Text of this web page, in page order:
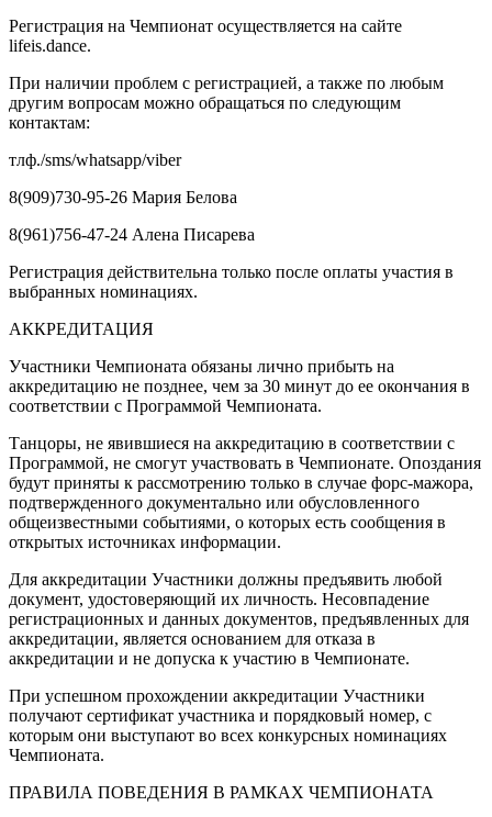
Регистрация на Чемпионат осуществляется на сайте
lifeis.dance.
При наличии проблем с регистрацией, а также по любым
другим вопросам можно обращаться по следующим
контактам:
тлф./sms/whatsapp/viber
8(909)730-95-26 Мария Белова
8(961)756-47-24 Алена Писарева
Регистрация действительна только после оплаты участия в
выбранных номинациях.
АККРЕДИТАЦИЯ
Участники Чемпионата обязаны лично прибыть на
аккредитацию не позднее, чем за 30 минут до ее окончания в
соответствии с Программой Чемпионата.
Танцоры, не явившиеся на аккредитацию в соответствии с
Программой, не смогут участвовать в Чемпионате. Опоздания
будут приняты к рассмотрению только в случае форс-мажора,
подтвержденного документально или обусловленного
общеизвестными событиями, о которых есть сообщения в
открытых источниках информации.
Для аккредитации Участники должны предъявить любой
документ, удостоверяющий их личность. Несовпадение
регистрационных и данных документов, предъявленных для
аккредитации, является основанием для отказа в
аккредитации и не допуска к участию в Чемпионате.
При успешном прохождении аккредитации Участники
получают сертификат участника и порядковый номер, с
которым они выступают во всех конкурсных номинациях
Чемпионата.
ПРАВИЛА ПОВЕДЕНИЯ В РАМКАХ ЧЕМПИОНАТА